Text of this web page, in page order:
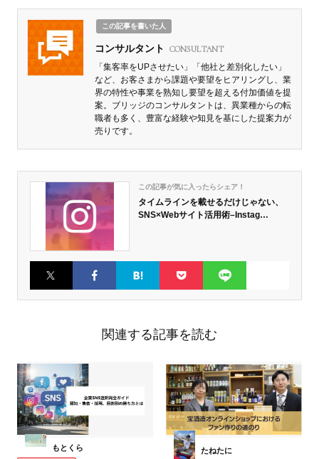
この記事を書いた人
コンサルタント
CONSULTANT
「集客率をUPさせたい」「他社と差別化したい」
など、お客さまから課題や要望をヒアリングし、業
界の特性や事業を熟知し要望を超える付加価値を提
案。ブリッジのコンサルタントは、異業種からの転
職者も多く、豊富な経験や知見を基にした提案力が
売りです。
この記事が気に入ったらシェア！
タイムラインを載せるだけじゃない、
SNS×Webサイト活用術–Instag…
ク
関連する記事を読む
もとくら たねたに